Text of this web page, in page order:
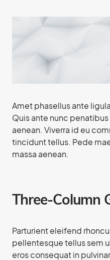
Amet phasellus ante
Quis ante nunc
aenean. Viverra id eu
tincidunt tellus. Pede
massa aenean.
Three-Column
Parturient eleifend
pellentesque tellus sem
eros consequat in